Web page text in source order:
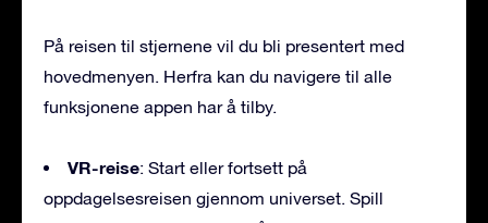
På reisen til stjernene vil du bli presentert med
hovedmenyen. Herfra kan du navigere til alle
funksjonene appen har å tilby.
VR-reise: Start eller fortsett på
oppdagelsesreisen gjennom universet. Spill